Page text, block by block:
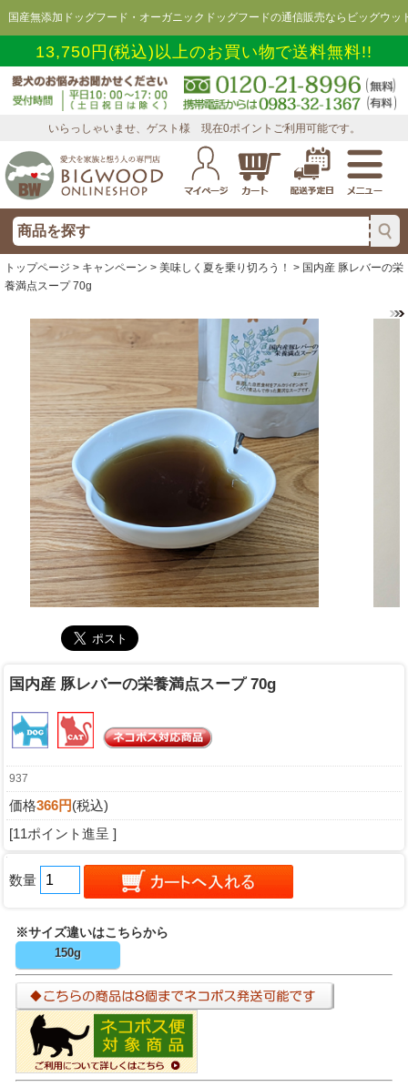
国産無添加ドッグフード・オーガニックドッグフードの通信販売ならビッグウッ
13,750円(税込)以上のお買い物で送料無料!!
いらっしゃいませ、ゲスト様 現在0ポイントご利用可能です。
トップページ > キャンペーン > 美味しく夏を乗り切ろう！ > 国内産 豚レバーの栄
養満点スープ 70g
国内産 豚レバーの栄養満点スープ 70g
937
価格366円(税込)
[11ポイント進呈 ]
数量
※サイズ違いはこちらから
150g